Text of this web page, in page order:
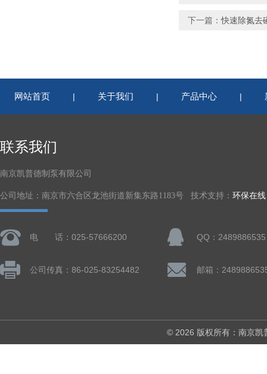
下一篇：快速除氮去
网站首页 | 关于我们 | 产品中心 |
联系我们
南京凯普德制泵有限公司
公司地址：南京市六合区龙池街道新集东路1183号 技术支持： 环保在线
电 话：025-57666200 QQ：2489886535
公司传真：86-025-83254482 邮箱：
© 2026 版权所有：南京